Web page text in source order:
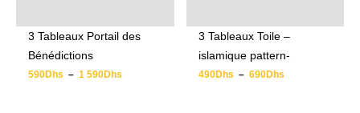
3 Tableaux Portail des
Bénédictions
590Dhs – 1 590Dhs
3 Tableaux Toile –
islamique pattern-
490Dhs – 690Dhs